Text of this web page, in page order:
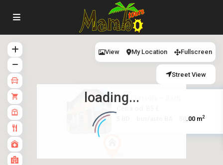
Vila Chrisula – Sarti
50.00 m2
loading...
View My Location Fullscreen
Street View